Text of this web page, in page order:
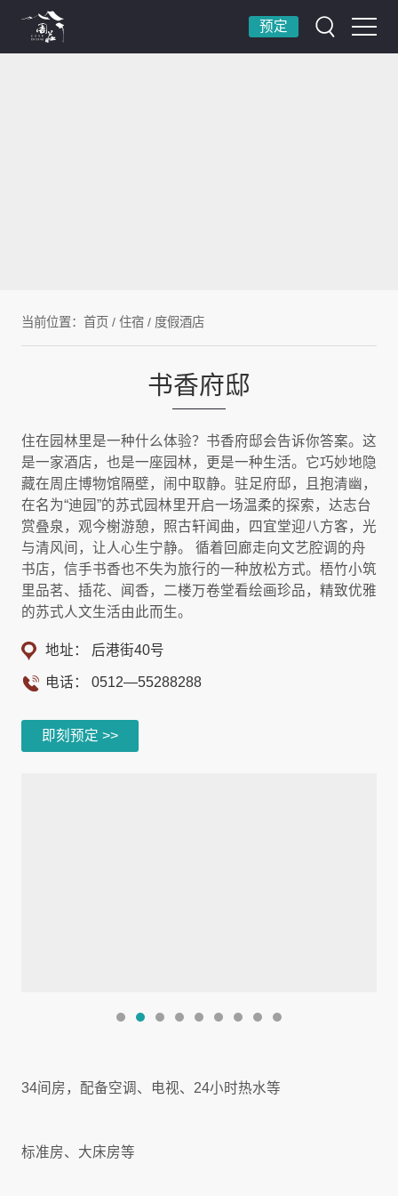
预定
当前位置： 首页 / 住宿 / 度假酒店
书香府邸
住在园林里是一种什么体验？书香府邸会告诉你答案。这
是一家酒店，也是一座园林，更是一种生活。它巧妙地隐
藏在周庄博物馆隔壁，闹中取静。驻足府邸，且抱清幽，
在名为“迪园”的苏式园林里开启一场温柔的探索，达志台
赏叠泉，观今榭游憩，照古轩闻曲，四宜堂迎八方客，光
与清风间，让人心生宁静。 循着回廊走向文艺腔调的舟
书店，信手书香也不失为旅行的一种放松方式。梧竹小筑
里品茗、插花、闻香，二楼万卷堂看绘画珍品，精致优雅
的苏式人文生活由此而生。
地址： 后港街40号
电话： 0512—55288288
即刻预定 >>
34间房，配备空调、电视、24小时热水等
标准房、大床房等